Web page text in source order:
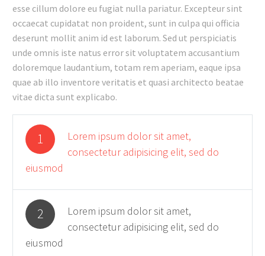
esse cillum dolore eu fugiat nulla pariatur. Excepteur sint
occaecat cupidatat non proident, sunt in culpa qui officia
deserunt mollit anim id est laborum. Sed ut perspiciatis
unde omnis iste natus error sit voluptatem accusantium
doloremque laudantium, totam rem aperiam, eaque ipsa
quae ab illo inventore veritatis et quasi architecto beatae
vitae dicta sunt explicabo.
1
Lorem ipsum dolor sit amet,
consectetur adipisicing elit, sed do
eiusmod
2
Lorem ipsum dolor sit amet,
consectetur adipisicing elit, sed do
eiusmod